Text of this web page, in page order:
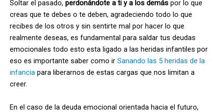
Soltar el pasado, perdonándote a ti y a los demás por lo que
creas que te debes o te deben, agradeciendo todo lo que
recibes de los otros y sin sentirte mal por hacer lo que
realmente deseas, es fundamental para saldar tus deudas
emocionales todo esto esta ligado a las heridas infantiles por
eso es importante saber como ir Sanando las 5 heridas de la
infancia para liberarnos de estas cargas que nos limitan a
creer.
En el caso de la deuda emocional orientada hacia el futuro,